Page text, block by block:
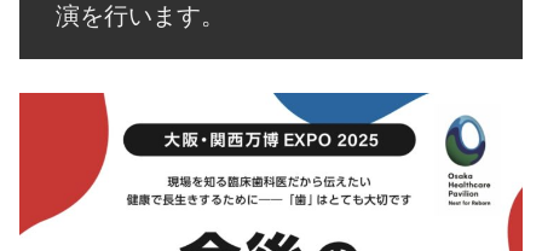
演を行います。